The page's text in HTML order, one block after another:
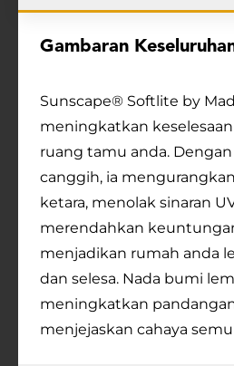
Gambaran
Sunscape® Softlite by
meningkatkan
ruang tamu anda.
canggih, ia
ketara, menolak sinaran
merendahkan
menjadikan rumah anda
dan selesa. Nada bumi
meningkatkan
menjejaskan cahaya